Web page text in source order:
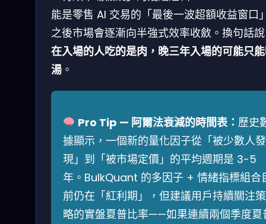
能是零售 AI 交易的「最後一波超額收益窗口
之後市場會逐漸向半強式效率收斂。換句話
在入場的人吃的是肉，晚三年入場的可能只
湯 。
Pro Tip — 阿爾法衰減的時間表： 歷史
據顯示，一個新的量化因子從「被少數人發
現」到「被市場定價」的平均週期是 3-5
年。BulkQuant 的多因子 + 情緒指標組合
前仍在「紅利期」，但建議用戶持續關注策
略的實盤夏普比率——如果連續兩個季度夏